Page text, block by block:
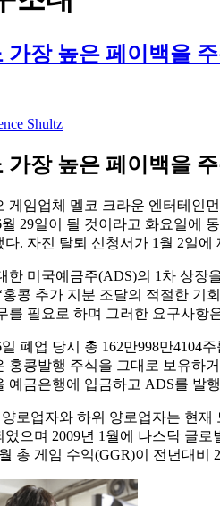
가장 높은 페이백을
Shultz
가장 높은 페이백을
게임업체 멜코 크라운 엔터테인
29일이 될 것이라고 화요일에
. 자진 탈퇴 신청서가 1월 2일
한 미국예금주(ADS)의 1차 상장
콩 추가 지분 조달의 적절한 기
를 필요로 하며 그러한 요구사항
폐업 당시 총 162만998만4104
홍콩발행 주식을 그대로 보유하
예금은행에 입금하고 ADS를 발
로업자와 하위 양로업자는 현
으며 2009년 1월에 나스닥 글
총 게임 수익(GGR)이 전년대비